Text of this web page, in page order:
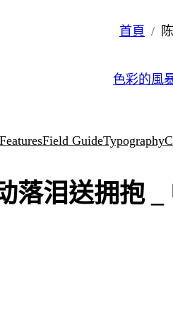
首頁
色彩的風
Field GuideTypography
落泪送拥抱